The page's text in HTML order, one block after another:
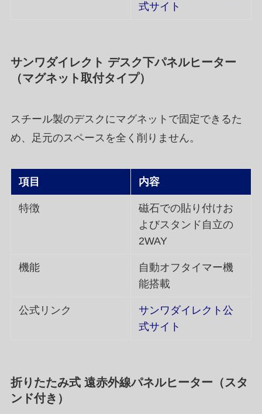
式サイト
サンワダイレクト デスク下パネルヒーター
（マグネット取付タイプ）
スチール製のデスクにマグネットで固定できるた
め、足元のスペースを全く削りません。
項目 内容
特徴
磁石での貼り付けお
よびスタンド自立の
2WAY
機能
自動オフタイマー機
能搭載
公式リンク
サンワダイレクト公
式サイト
折りたたみ式 遠赤外線パネルヒーター（スタ
ンド付き）